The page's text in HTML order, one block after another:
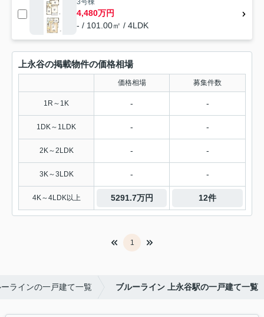
3号棟
4,480万円
- / 101.00㎡ / 4LDK
上永谷の掲載物件の価格相場
価格相場 募集件数
1R～1K - -
1DK～1LDK - -
2K～2LDK - -
3K～3LDK - -
4K～4LDK以上 5291.7万円 12件
1
ラインの一戸建て一覧 ブルーライン 上永谷駅の一戸建て一覧